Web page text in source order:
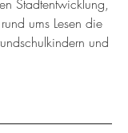
Stadtentwicklung,
ums Lesen die
und